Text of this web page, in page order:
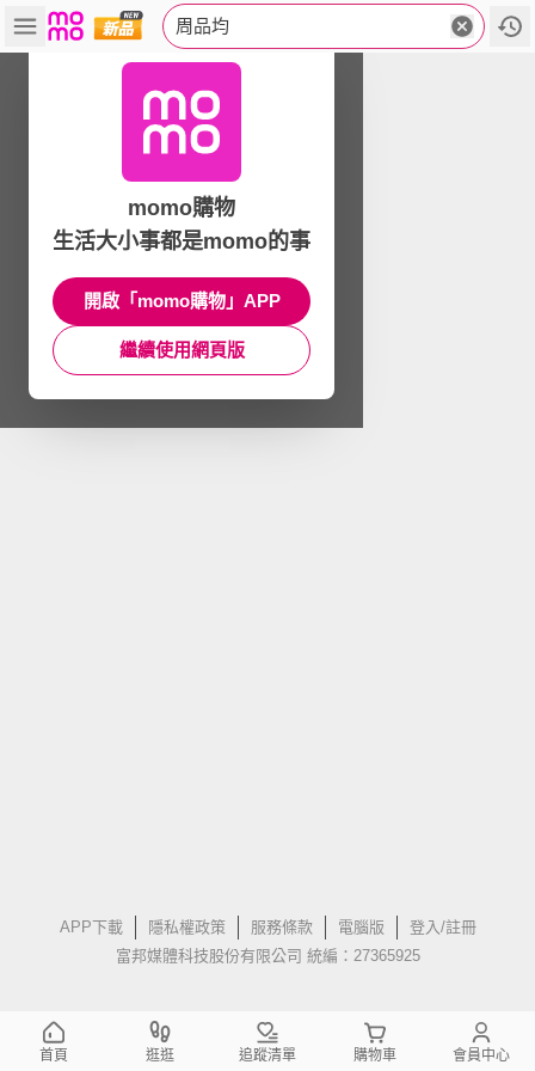
周品均
APP下載 隱私權政策 服務條款 電腦版
登入/註冊
富邦媒體科技股份有限公司 統編：27365925
momo購物
生活大小事都是momo的事
開啟「momo購物」APP
繼續使用網頁版
首頁 逛逛 追蹤清單 購物車 會員中心